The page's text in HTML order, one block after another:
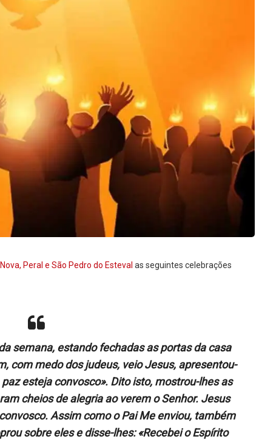
Peral e São Pedro do Esteval as seguintes celebrações
semana, estando fechadas as portas da casa
com medo dos judeus, veio Jesus, apresentou-
esteja convosco». Dito isto, mostrou-lhes as
cheios de alegria ao verem o Senhor. Jesus
Assim como o Pai Me enviou, também
sobre eles e disse-lhes: «Recebei o Espírito